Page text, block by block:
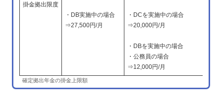
掛金拠出限度
・DB実施中の場合
⇒27,500円/月
・DCを実施中の場合
⇒20,000円/月
・DBを実施中の場合
・公務員の場合
⇒12,000円/月
確定拠出年金の掛金上限額